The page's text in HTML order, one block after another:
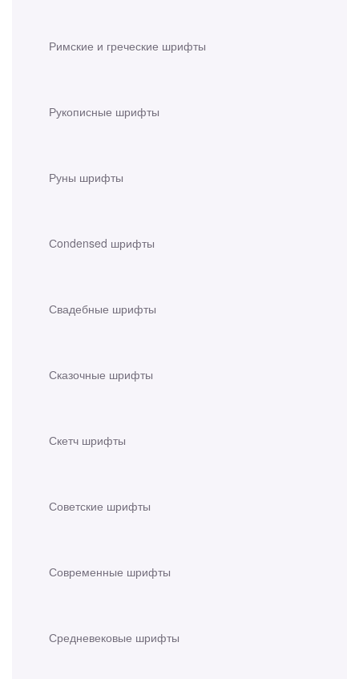
Римские и греческие шрифты
Рукописные шрифты
Руны шрифты
Сondensed шрифты
Свадебные шрифты
Сказочные шрифты
Скетч шрифты
Советские шрифты
Современные шрифты
Средневековые шрифты